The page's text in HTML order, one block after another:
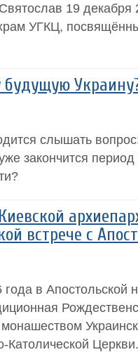
19 декабря
УГКЦ,
будущую
слышать
закончится
встрече с
в Апостольской
Католической Церкви.